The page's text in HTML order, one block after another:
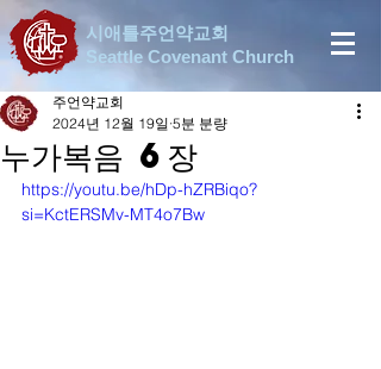
시애틀주언약교회
Seattle Covenant Church
누가복음 6장
주언약교회
2024년 12월 19일 5분 분량
https://youtu.be/hDp-hZRBiqo?
si=KctERSMv-MT4o7Bw